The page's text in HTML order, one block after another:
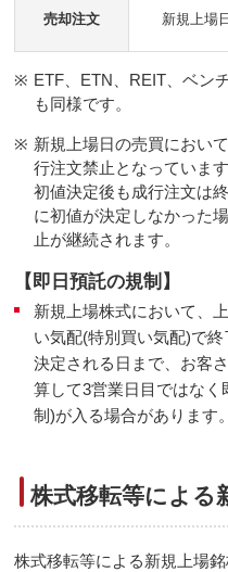
売却注文 新規上場日
※ ETF、ETN、REIT、ベン
も同様です。
※ 新規上場日の売買におい
行注文禁止となっています
初値決定後も成行注文は
に初値が決定しなかった
止が継続されます。
【即日預託の規制】
新規上場株式において、
い気配(特別買い気配)で
決定される日まで、お客
算して3営業日目ではな
制)が入る場合があります。
株式移転等による
株式移転等による新規上場